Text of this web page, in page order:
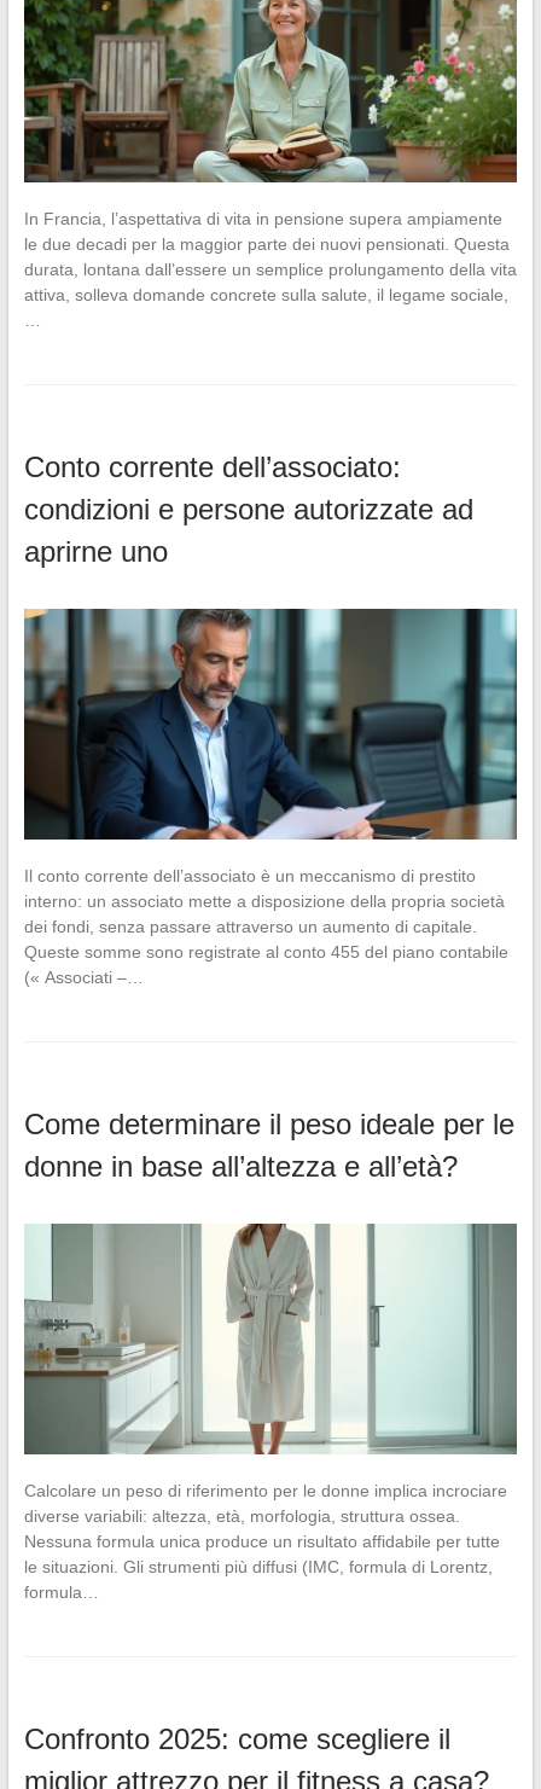
In Francia, l’aspettativa di vita in pensione supera ampiamente
le due decadi per la maggior parte dei nuovi pensionati. Questa
durata, lontana dall’essere un semplice prolungamento della vita
attiva, solleva domande concrete sulla salute, il legame sociale,
…
Conto corrente dell’associato:
condizioni e persone autorizzate ad
aprirne uno
Il conto corrente dell’associato è un meccanismo di prestito
interno: un associato mette a disposizione della propria società
dei fondi, senza passare attraverso un aumento di capitale.
Queste somme sono registrate al conto 455 del piano contabile
(« Associati –…
Come determinare il peso ideale per le
donne in base all’altezza e all’età?
Calcolare un peso di riferimento per le donne implica incrociare
diverse variabili: altezza, età, morfologia, struttura ossea.
Nessuna formula unica produce un risultato affidabile per tutte
le situazioni. Gli strumenti più diffusi (IMC, formula di Lorentz,
formula…
Confronto 2025: come scegliere il
miglior attrezzo per il fitness a casa?